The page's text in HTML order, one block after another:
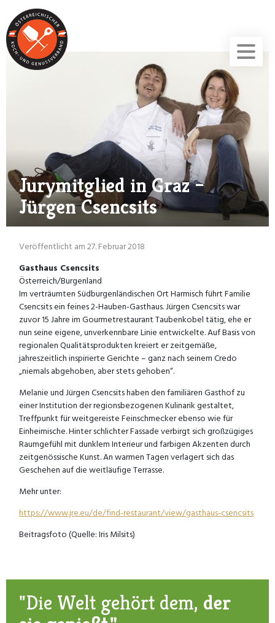
Jurymitglied in Graz –
Jürgen Csencsits
Veröffentlicht am 27. Februar 2018
Gasthaus Csencsits
Österreich/Burgenland
Im verträumten Südburgenländischen Ort Harmisch führt Familie
Csencsits ein feines 2-Hauben-Gasthaus. Jürgen Csencsits war
zuvor 15 Jahre im Gourmetrestaurant Taubenkobel tätig, ehe er
nun seine eigene, unverkennbare Linie entwickelte. Auf Basis von
regionalen Qualitätsprodukten kreiert er zeitgemäße,
jahreszeitlich inspirierte Gerichte – ganz nach seinem Credo
„niemals abgehoben, aber stets gehoben“.
Melanie und Jürgen Csencsits haben den familiären Gasthof zu
einer Institution der regionsbezogenen Kulinarik gestaltet,
Treffpunkt für weitgereiste Feinschmecker ebenso wie für
Einheimische. Hinter schlichter Fassade verbirgt sich großzügiges
Raumgefühl mit dunklem Interieur und farbigen Akzenten durch
zeitgenössische Kunst. An warmen Tagen verlagert sich das
Geschehen auf die weitläufige Terrasse.
Mehr unter:
https://www.jre.eu/de/find-restaurant/view/gasthaus-csencsits
Beitragsfoto (Quelle: Iris Milsits)
"Die Welt gehört dem, der